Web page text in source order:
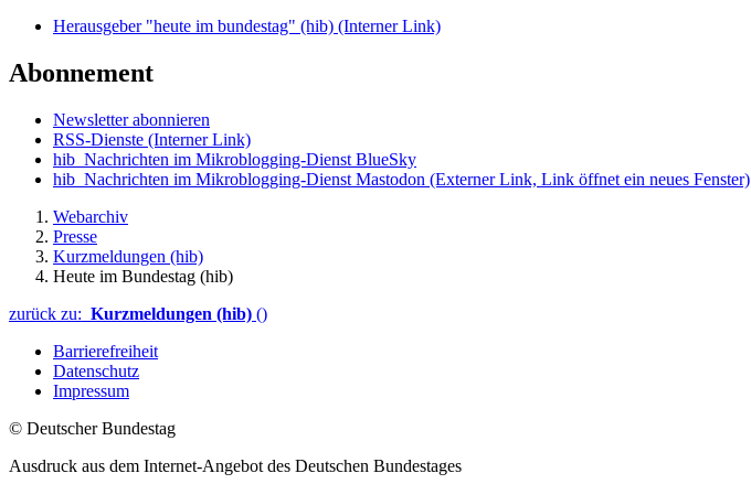
Herausgeber "heute im bundestag" (hib) (Interner Link)
Abonnement
Newsletter abonnieren
RSS-Dienste (Interner Link)
hib_Nachrichten im Mikroblogging-Dienst BlueSky
hib_Nachrichten im Mikroblogging-Dienst Mastodon (Externer Link, Link öffnet ein neues Fenster)
Webarchiv
Presse
Kurzmeldungen (hib)
Heute im Bundestag (hib)
zurück zu: Kurzmeldungen (hib) ()
Barrierefreiheit
Datenschutz
Impressum
© Deutscher Bundestag
Ausdruck aus dem Internet-Angebot des Deutschen Bundestages